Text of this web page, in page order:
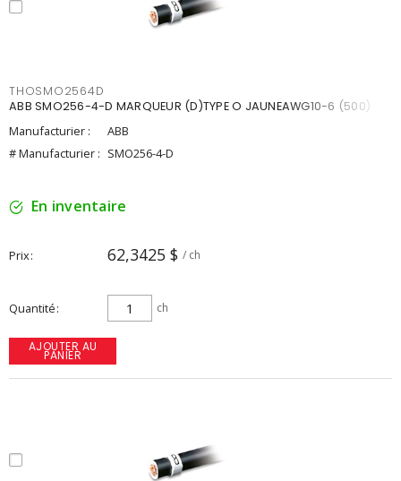
THOSMO2564D
ABB SMO256-4-D MARQUEUR (D)TYPE O JAUNEAWG10-6 (500)
Manufacturier :
ABB
# Manufacturier : SMO256-4-D
En inventaire
Prix 62,3425 $ / ch
Quantité ch
AJOUTER AU
PANIER